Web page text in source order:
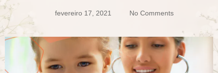
fevereiro 17, 2021 No Comments